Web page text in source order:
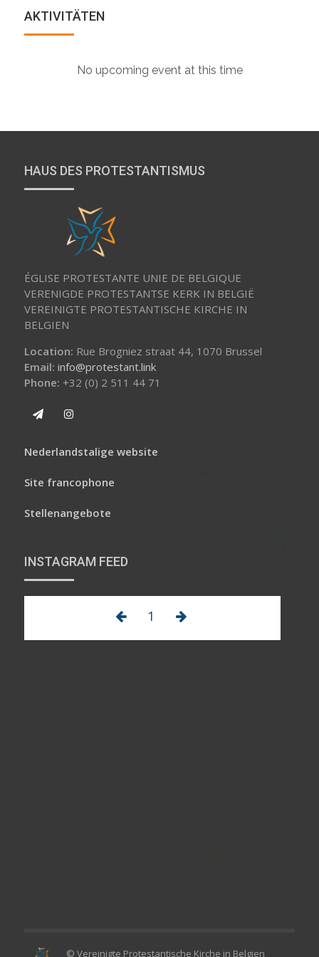
r
c
AKTIVITÄTEN
No upcoming event at this time
HAUS DES PROTESTANTISMUS
ÉGLISE PROTESTANTE UNIE DE BELGIQUE
VERENIGDE PROTESTANTSE KERK IN BELGIË
VEREINIGTE PROTESTANTISCHE KIRCHE IN
BELGIEN
Location: Rue Brogniez straat 44, 1070 Brussel
Email: info@protestant.link
Phone: +32 (0) 2 511 44 71
Nederlandstalige website
Site francophone
Stellenangebote
INSTAGRAM FEED
1
© Vereinigte Protestantische Kirche in Belgien